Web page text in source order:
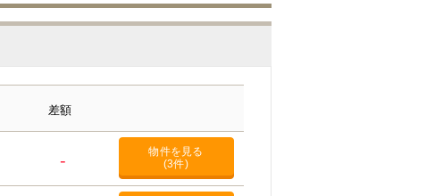
差額
-
物件を見る
(3件)